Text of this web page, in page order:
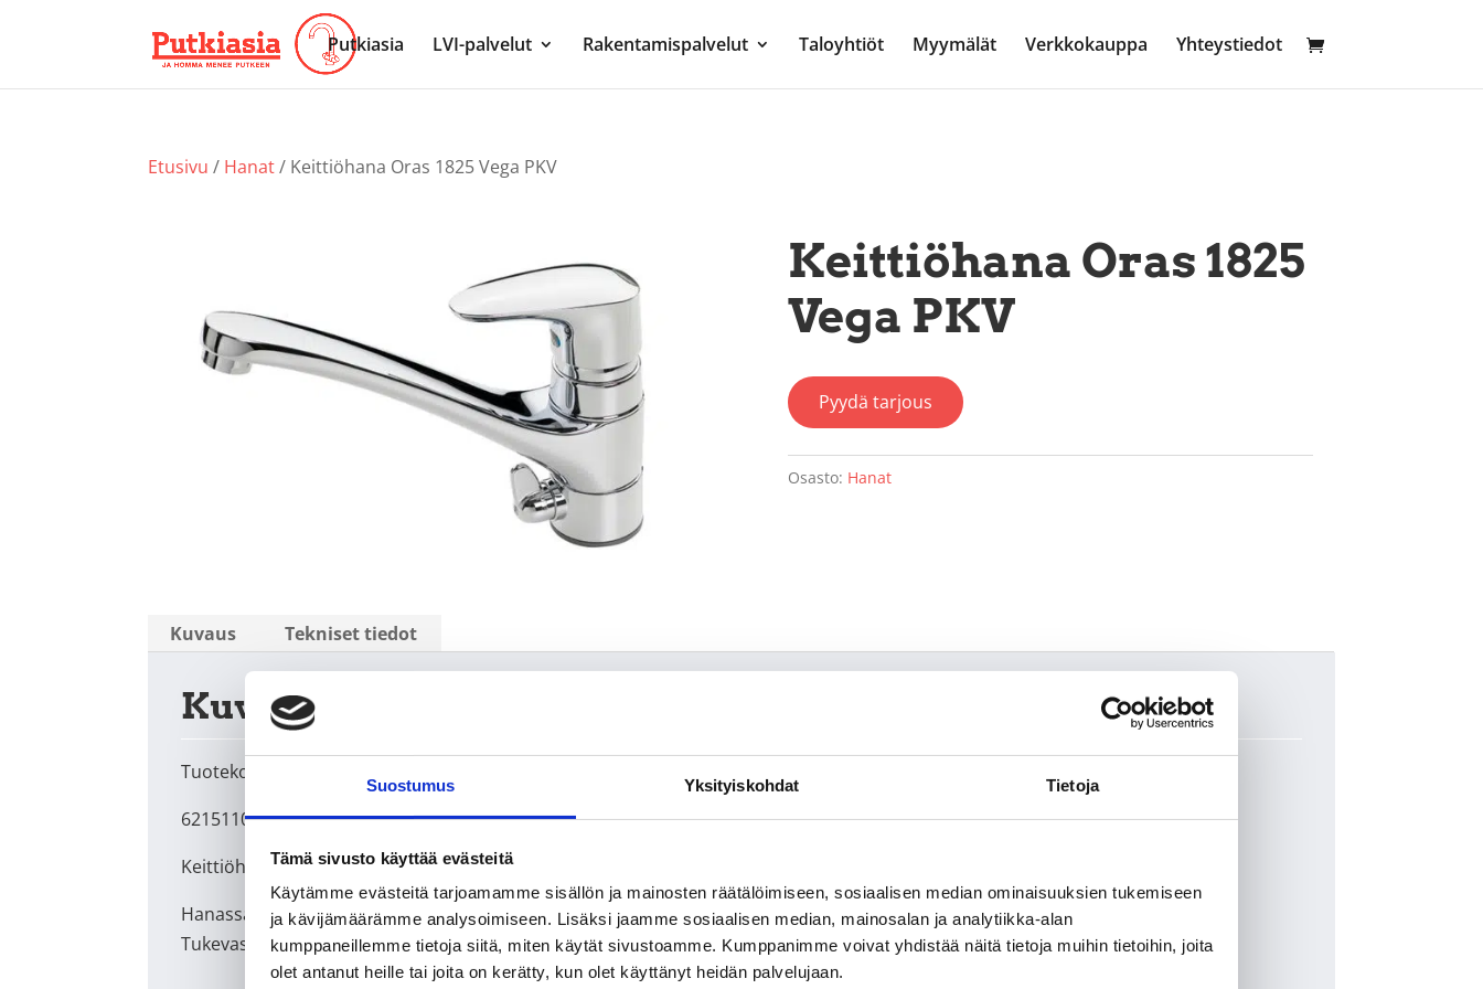
Suostumus Yksityiskohdat Tietoja
Tämä sivusto käyttää evästeitä
Käytämme evästeitä tarjoamamme sisällön ja mainosten räätälöimiseen, sosiaalisen median ominaisuuksien tukemiseen
ja kävijämäärämme analysoimiseen. Lisäksi jaamme sosiaalisen median, mainosalan ja analytiikka-alan
kumppaneillemme tietoja siitä, miten käytät sivustoamme. Kumppanimme voivat yhdistää näitä tietoja muihin tietoihin, joita
olet antanut heille tai joita on kerätty, kun olet käyttänyt heidän palvelujaan.
Putkiasia LVI-palvelut Rakentamispalvelut Taloyhtiöt Myymälät Verkkokauppa Yhteystiedot
Etusivu / Hanat/ Keittiöhana Oras 1825 Vega PKV
Keittiöhana Oras 1825
Vega PKV
Pyydä tarjous
Osasto: Hanat
Kuvaus Tekniset tiedot
Kuvaus
Tuotekoodi
6215110
Keittiöhana Oras 1825 Vega PKV
Hanassa on kääntyvä juoksuputki ja pesukoneventtiili. Juoksuputken kääntymiskulma on 100° (mahdollista rajoittaa 40° – 80°).
Tukevassa kaksikomponenttivivussa on veden virtaamaa rajoittava ekonappi.